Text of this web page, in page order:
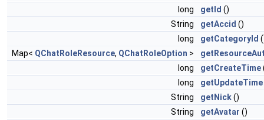
long
getId ()
String
getAccid ()
long
getCategoryId
Map< QChatRoleResource, QChatRoleOption >
long
getCreateTime
long
getUpdateTime
String
getNick()
String
getAvatar ()